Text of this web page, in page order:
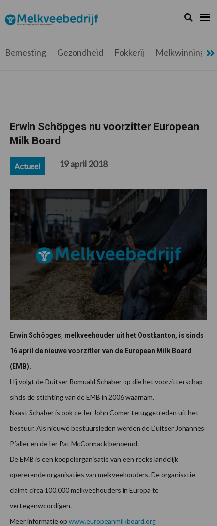
de
hoofdnavigatie
de
hoofd
de
eerste
de
voettekst
Melkveebedrijf.be
Nieuws
melkveehouder
Zoeken...
Zoek
Bemesting Gezondheid Fokkerij Melkwinning
Erwin Schöpges nu voorzitter European
Milk Board
Actueel 19 april 2018
Erwin Schöpges, melkveehouder uit het Oostkanton, is sinds
16 april de nieuwe voorzitter van de European Milk Board
(EMB).
Hij volgt de Duitser Romuald Schaber op die het voorzitterschap
sinds de stichting van de EMB in 2006 waarnam.
Naast Schaber is ook de Ier John Comer teruggetreden uit het
bestuur. Als nieuwe bestuursleden werden de Duitser Johannes
Pfaller en de Ier Pat McCormack benoemd.
De EMB is een koepelorganisatie van een reeks landelijk
opererende organisaties van melkveehouders. De organisatie
claimt circa 100.000 melkveehouders in Europa te
vertegenwoordigen.
Meer informatie op www.europeanmilkboard.org